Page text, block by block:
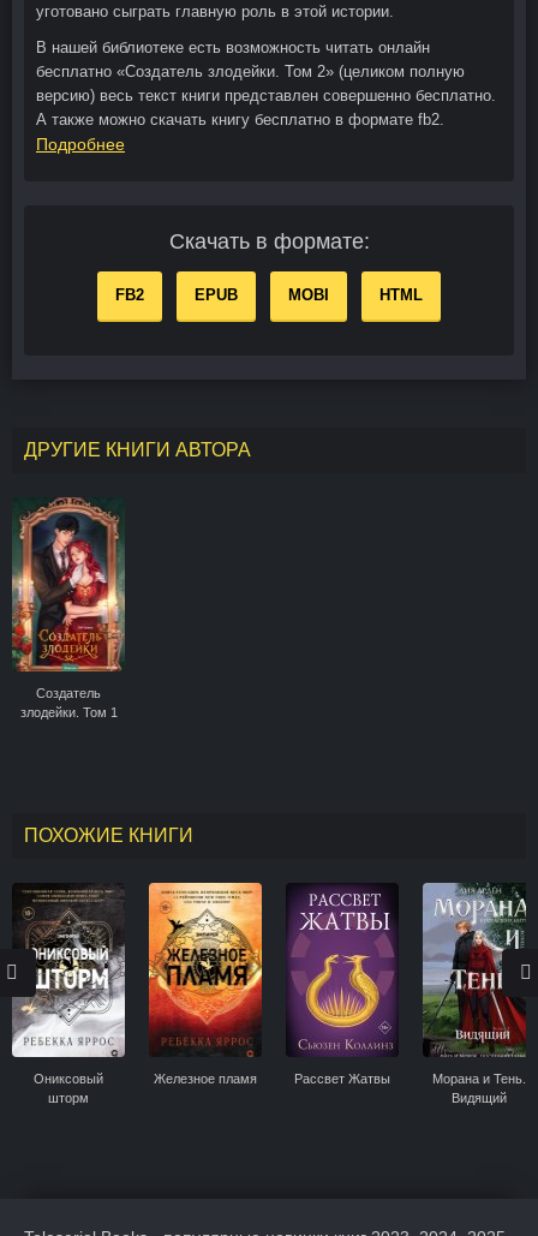
уготовано сыграть главную роль в этой истории.
В нашей библиотеке есть возможность читать онлайн
бесплатно «Создатель злодейки. Том 2» (целиком полную
версию) весь текст книги представлен совершенно бесплатно.
А также можно скачать книгу бесплатно в формате fb2.
Подробнее
Скачать в формате:
FB2 EPUB MOBI HTML
ДРУГИЕ КНИГИ АВТОРА
Создатель
злодейки. Том 1
ПОХОЖИЕ КНИГИ
Ониксовый
шторм
Железное пламя Рассвет Жатвы
Морана и Тень.
Видящий